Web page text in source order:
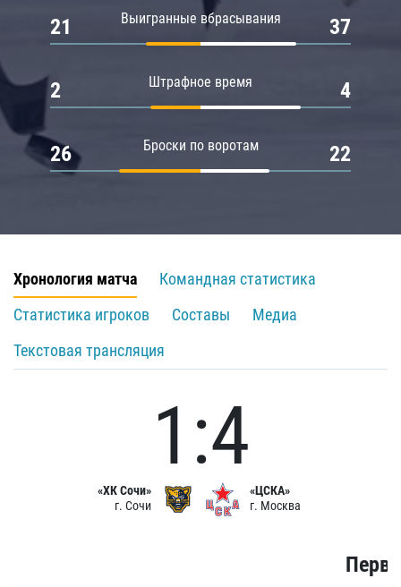
Выигранные вбрасывания
21 37
Штрафное время
2 4
Броски по воротам
26 22
Хронология матча
Командная статистика
Статистика игроков
Составы
Медиа
Текстовая трансляция
«ХК Сочи»
г. Сочи
1:4
«ЦСКА»
г. Москва